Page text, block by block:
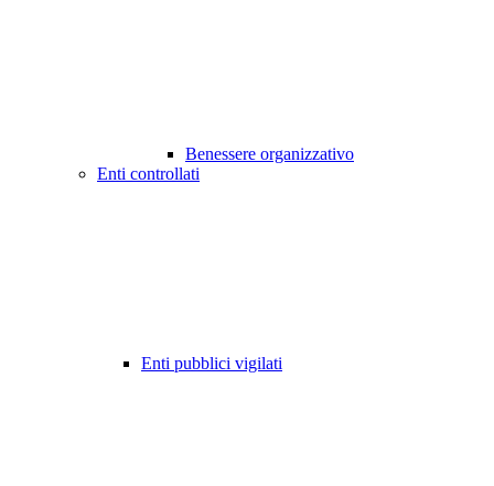
Benessere organizzativo
Enti controllati
Enti pubblici vigilati